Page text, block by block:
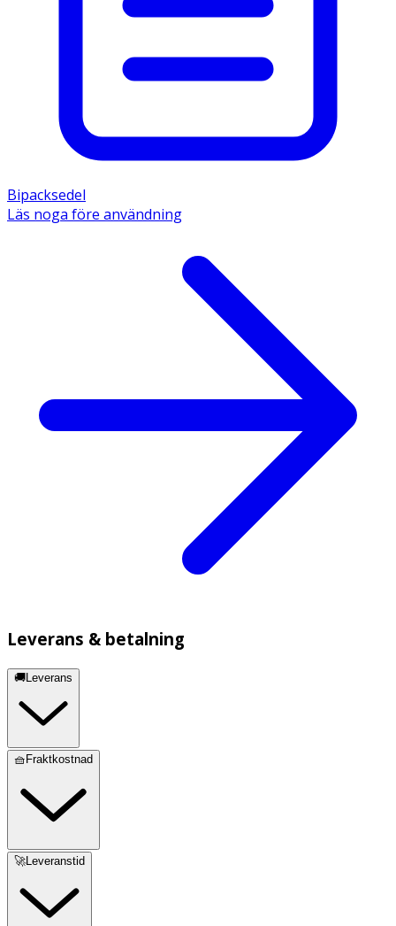
Bipacksedel
Läs noga före användning
Leverans & betalning
🚚Leverans
🧺Fraktkostnad
🚀Leveranstid